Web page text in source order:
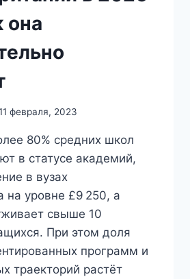
она
февраля, 2023
80% средних школ
в статусе академий,
в вузах
на уровне £9 250, а
свыше 10
При этом доля
программ и
траекторий растёт